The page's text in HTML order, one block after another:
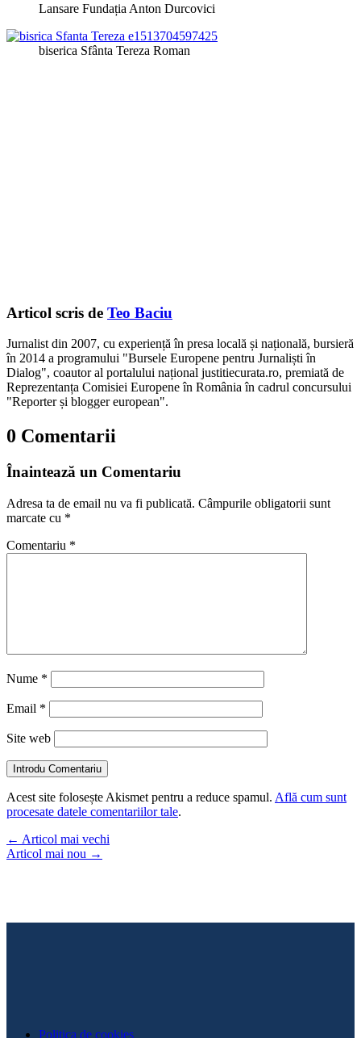
Lansare Fundația Anton Durcovici
biserica Sfânta Tereza Roman
Articol scris de Teo Baciu
Jurnalist din 2007, cu experiență în presa locală și națională, bursieră
în 2014 a programului "Bursele Europene pentru Jurnaliști în
Dialog", coautor al portalului național justitiecurata.ro, premiată de
Reprezentanța Comisiei Europene în România în cadrul concursului
"Reporter și blogger european".
0 Comentarii
Înaintează un Comentariu
Adresa ta de email nu va fi publicată. Câmpurile obligatorii sunt
marcate cu *
Comentariu *
Nume *
Email *
Site web
Introdu Comentariu
Acest site folosește Akismet pentru a reduce spamul. Află cum sunt
procesate datele comentariilor tale.
← Articol mai vechi
Articol mai nou →
Politica de cookies